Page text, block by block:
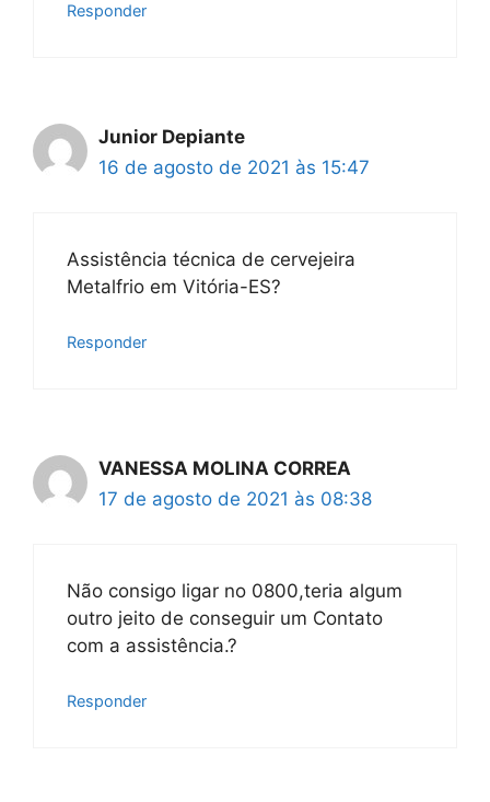
Responder
Junior Depiante
16 de agosto de 2021 às 15:47
Assistência técnica de cervejeira
Metalfrio em Vitória-ES?
Responder
VANESSA MOLINA CORREA
17 de agosto de 2021 às 08:38
Não consigo ligar no 0800,teria algum
outro jeito de conseguir um Contato
com a assistência.?
Responder